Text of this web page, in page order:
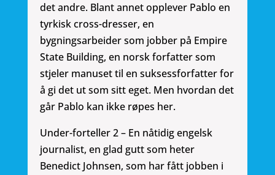
det andre. Blant annet opplever Pablo en
tyrkisk cross-dresser, en
bygningsarbeider som jobber på Empire
State Building, en norsk forfatter som
stjeler manuset til en suksessforfatter for
å gi det ut som sitt eget. Men hvordan det
går Pablo kan ikke røpes her.
Under-forteller 2 – En nåtidig engelsk
journalist, en glad gutt som heter
Benedict Johnsen, som har fått jobben i